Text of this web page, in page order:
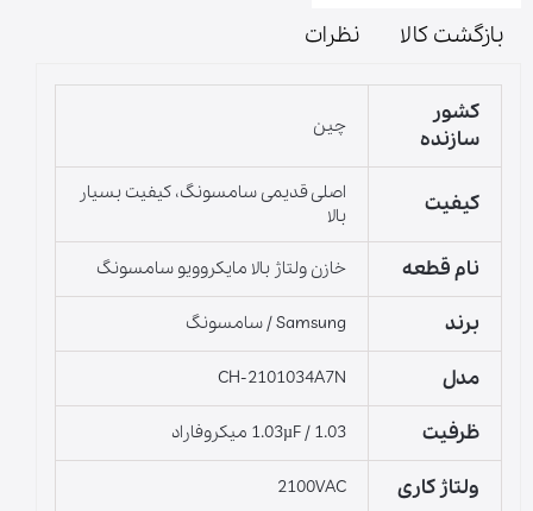
بازگشت کالا
نظرات
کشور
سازنده
چین
کیفیت
اصلی قدیمی سامسونگ، کیفیت بسیار
بالا
نام قطعه خازن ولتاژ بالا مایکروویو سامسونگ
برند Samsung / سامسونگ
مدل CH-2101034A7N
ظرفیت 1.03µF / 1.03 میکروفاراد
ولتاژ کاری 2100VAC